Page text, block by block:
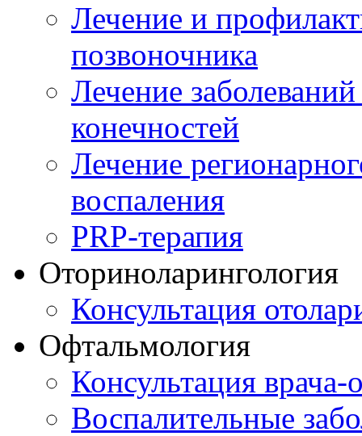
Лечение и
позвоночника
Лечение
конечностей
Лечение
воспаления
PRP-терапия
Оториноларингология
Консультация
Офтальмология
Консультация врача-
Воспалительные